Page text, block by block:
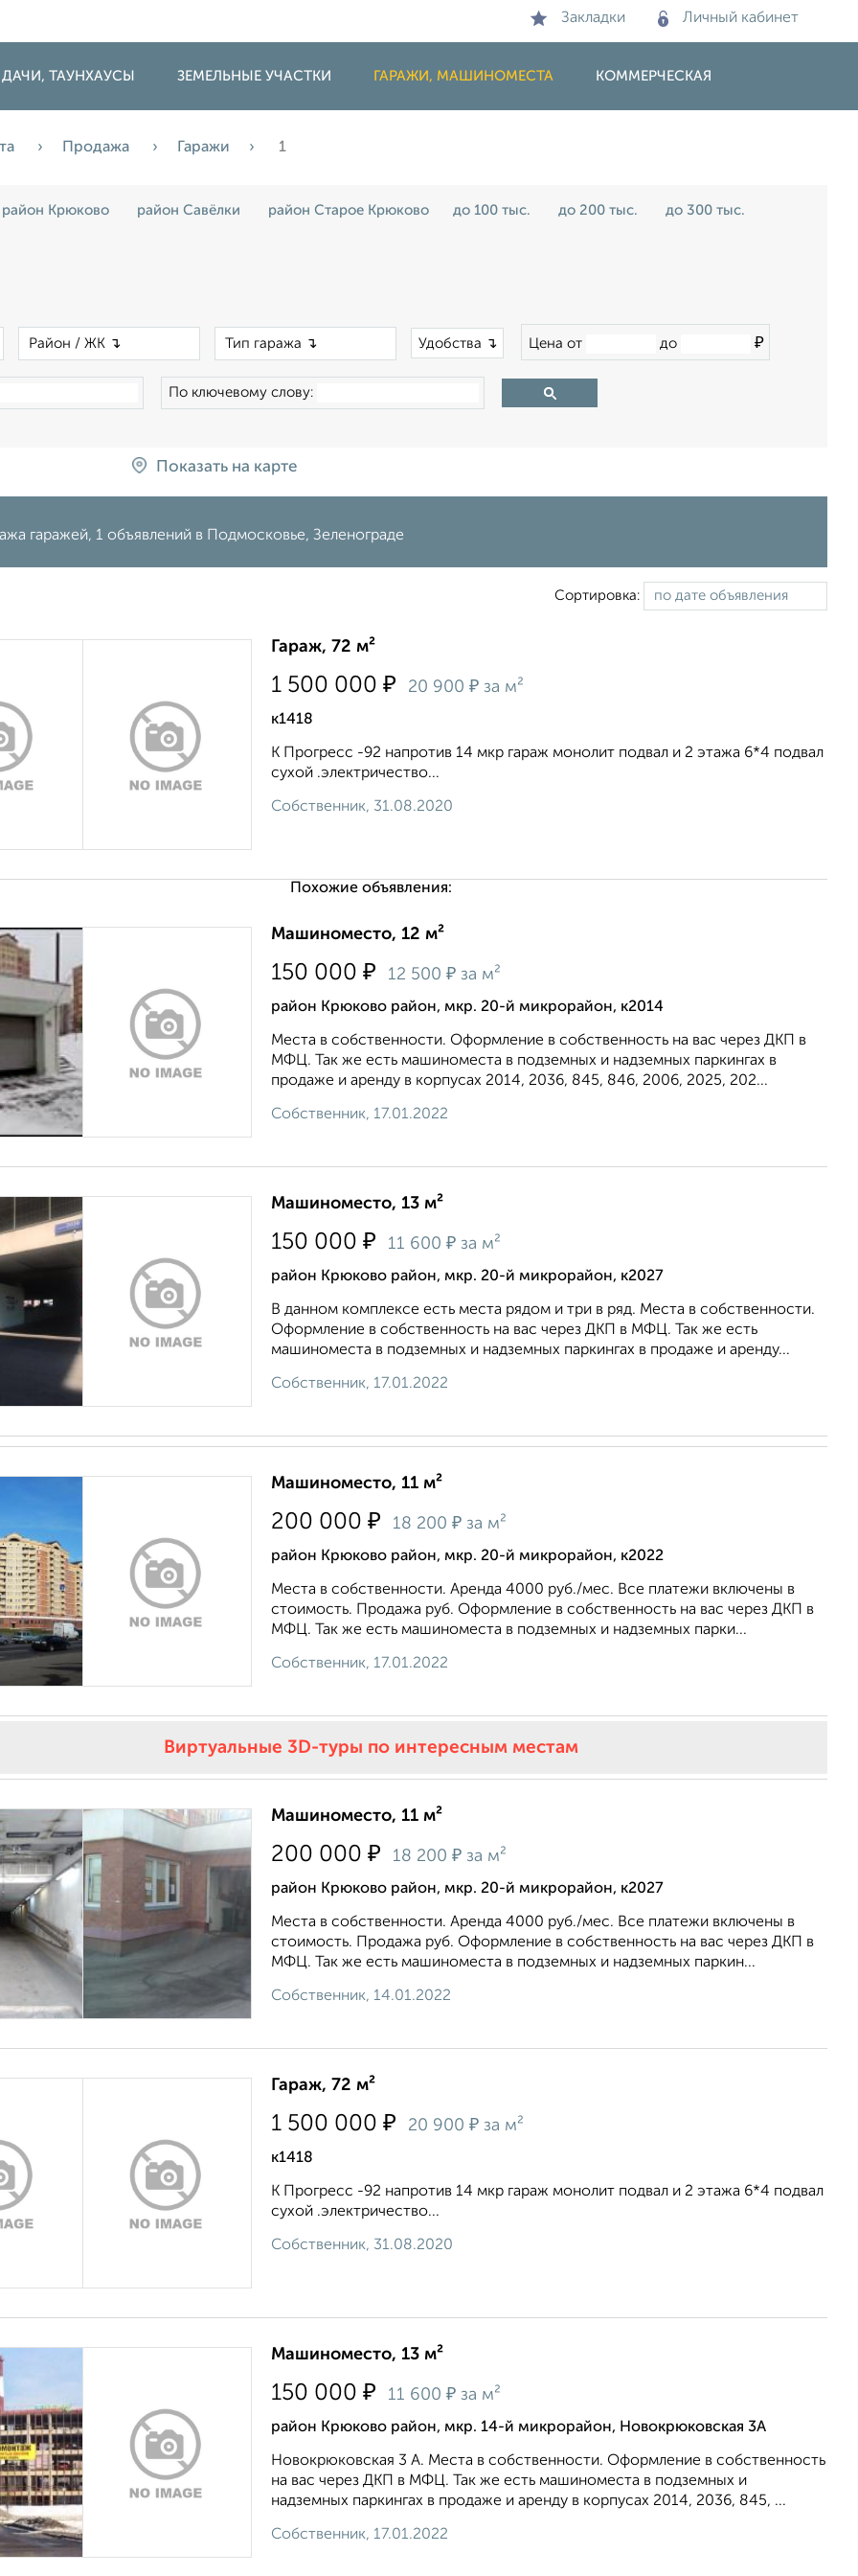
Закладки Личный кабинет
ТАУНХАУСЫ ЗЕМЕЛЬНЫЕ УЧАСТКИ ГАРАЖИ, МАШИНОМЕСТА КОММЕРЧЕСКАЯ
Продажа Гаражи 1
район Крюково район Савёлки район Старое Крюково до 100 тыс. до 200 тыс. до 300 тыс.
Удобства ↴ Цена от до ₽
По ключевому слову:
Показать на карте
гаражей, 1 объявлений в Подмосковье, Зеленограде
Сортировка:
Гараж, 72 м²
1 500 000 ₽ 20 900 ₽ за м²
к1418
К Прогресс -92 напротив 14 мкр гараж монолит подвал и 2 этажа 6*4 подвал
сухой .электричество...
Собственник, 31.08.2020
Похожие объявления:
Машиноместо, 12 м²
150 000 ₽ 12 500 ₽ за м²
район Крюково район, мкр. 20-й микрорайон, к2014
Места в собственности. Оформление в собственность на вас через ДКП в
МФЦ. Так же есть машиноместа в подземных и надземных паркингах в
продаже и аренду в корпусах 2014, 2036, 845, 846, 2006, 2025, 202...
Собственник, 17.01.2022
Машиноместо, 13 м²
150 000 ₽ 11 600 ₽ за м²
район Крюково район, мкр. 20-й микрорайон, к2027
В данном комплексе есть места рядом и три в ряд. Места в собственности.
Оформление в собственность на вас через ДКП в МФЦ. Так же есть
машиноместа в подземных и надземных паркингах в продаже и аренду...
Собственник, 17.01.2022
Машиноместо, 11 м²
200 000 ₽ 18 200 ₽ за м²
район Крюково район, мкр. 20-й микрорайон, к2022
Места в собственности. Аренда 4000 руб./мес. Все платежи включены в
стоимость. Продажа руб. Оформление в собственность на вас через ДКП в
МФЦ. Так же есть машиноместа в подземных и надземных парки...
Собственник, 17.01.2022
Виртуальные 3D-туры по интересным местам
Машиноместо, 11 м²
200 000 ₽ 18 200 ₽ за м²
район Крюково район, мкр. 20-й микрорайон, к2027
Места в собственности. Аренда 4000 руб./мес. Все платежи включены в
стоимость. Продажа руб. Оформление в собственность на вас через ДКП в
МФЦ. Так же есть машиноместа в подземных и надземных паркин...
Собственник, 14.01.2022
Гараж, 72 м²
1 500 000 ₽ 20 900 ₽ за м²
к1418
К Прогресс -92 напротив 14 мкр гараж монолит подвал и 2 этажа 6*4 подвал
сухой .электричество...
Собственник, 31.08.2020
Машиноместо, 13 м²
150 000 ₽ 11 600 ₽ за м²
район Крюково район, мкр. 14-й микрорайон, Новокрюковская 3А
Новокрюковская 3 А. Места в собственности. Оформление в собственность
на вас через ДКП в МФЦ. Так же есть машиноместа в подземных и
надземных паркингах в продаже и аренду в корпусах 2014, 2036, 845, ...
Собственник, 17.01.2022